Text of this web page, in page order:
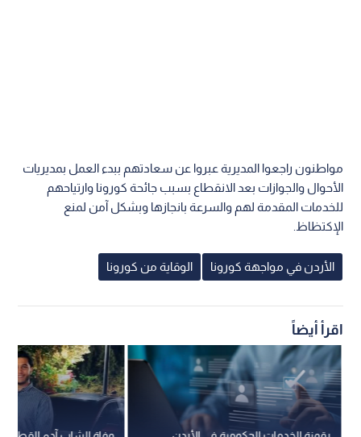
مواطنون راجعوا المديرية عبروا عن سعادتهم ببدء العمل بمديريات
الأحوال والجوازات بعد الانقطاع بسبب جائحة كورونا وارتياحهم
للخدمات المقدمة لهم والسرعة بانجازها وبشكل آمن لمنع
الإكتظاظ.
الأردن في مواجهة كورونا الوقاية من كورونا
اقرأ أيضاً